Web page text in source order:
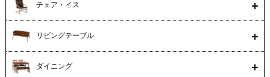
チェア・イス
リビングテーブル
ダイニング